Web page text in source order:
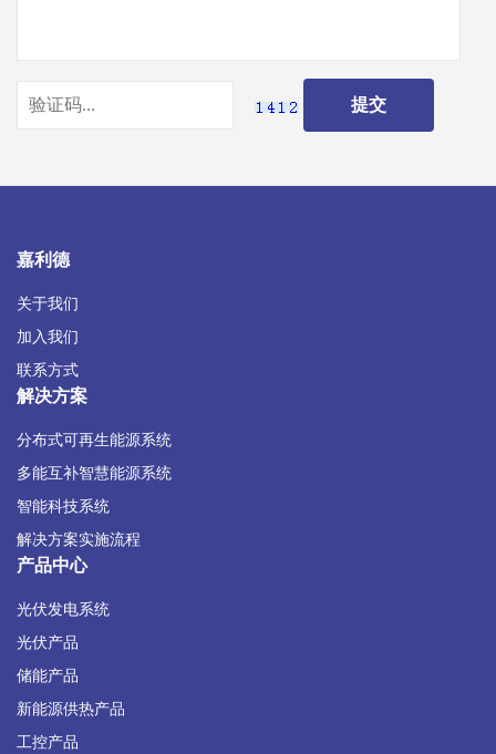
嘉利德
关于我们
加入我们
联系方式
解决方案
分布式可再生能源系统
多能互补智慧能源系统
智能科技系统
解决方案实施流程
产品中心
光伏发电系统
光伏产品
储能产品
新能源供热产品
工控产品